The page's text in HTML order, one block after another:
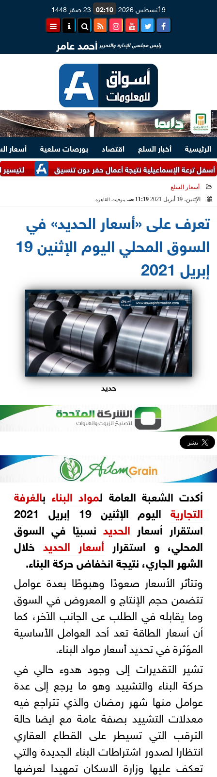
9 أغسطس 2026 02:10 23 صفر 1448
رئيس مجلسي الإدارة والتحرير أحمد عامر
الرئيسية أخبار السلع اقتصاد بورصات سلعية
أسعار
لتيسير الإجراءات.. وزارتا
نتيجة أعمال حفر دون تنسيق
أسعار السلع
الإثنين، 19 أبريل 2021
11:19 صـ بتوقيت القاهرة
تعرف على «أسعار الحديد» في
السوق المحلي اليوم الإثنين 19
إبريل 2021
حديد
أكدت الشعبة العامة لمواد البناء بالغرفة
التجارية
اليوم الإثنين 19 إبريل 2021
استقرار أسعار الحديدنسبيًا في السوق
المحلي، و استقرار أسعار الحديد خلال
الشهر الجاري، نتيجة انخفاض حركة البناء.
وتتأثر الأسعار صعودًا وهبوطًا بعدة عوامل
تتضمن حجم الإنتاج و المعروض في السوق
وما يقابله في الطلب عى الجانب الآخر، كما
أن أسعار الطاقة تعد أحد العوامل الأساسية
المؤثرة في تحديد أسعار مواد البناء.
تشير التقديرات إلى وجود هدوء حالي في
حركة البناء والتشييد وهو ما يرجع إلى عدة
عوامل منها شهر رمضان والذي تتراجع فيه
معدلات التشييد بصفة عامة مع ايضا حالة
الترقب التي تسيطر على القطاع العقاري
انتظارا لصدور اشتراطات البناء الجديدة والتي
تعكف عليها وزارة الاسكان تمهيدا لعرضها